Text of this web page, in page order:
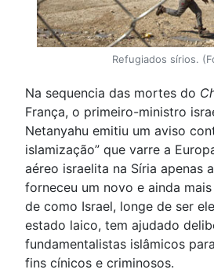
Refugiados sírios.
Na sequencia das mortes do
França, o primeiro-ministro
Netanyahu emitiu um aviso
islamização” que varre a
aéreo israelita na Síria apenas
forneceu um novo e ainda
de como Israel, longe de ser
estado laico, tem ajudado
fundamentalistas islâmicos
fins cínicos e criminosos.